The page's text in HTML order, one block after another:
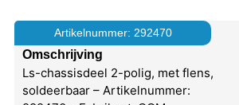
Artikelnummer: 292470
Omschrijving
Ls-chassisdeel 2-polig, met flens,
soldeerbaar – Artikelnummer: